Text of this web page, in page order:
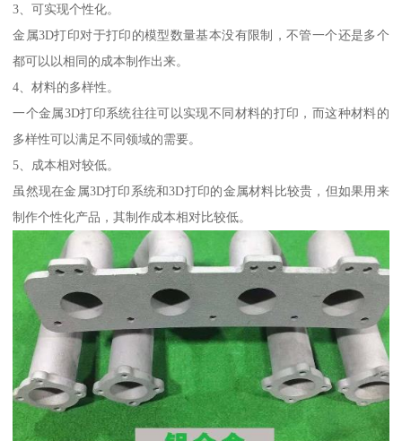
3、可实现个性化。
金属3D打印对于打印的模型数量基本没有限制，不管一个还是多个
都可以以相同的成本制作出来。
4、材料的多样性。
一个金属3D打印系统往往可以实现不同材料的打印，而这种材料的
多样性可以满足不同领域的需要。
5、成本相对较低。
虽然现在金属3D打印系统和3D打印的金属材料比较贵，但如果用来
制作个性化产品，其制作成本相对比较低。